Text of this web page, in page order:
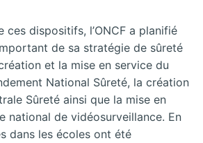
ces dispositifs, l’ONCF a planifié
de sa stratégie de sûreté
et la mise en service du
National Sûreté, la création
Sûreté ainsi que la mise en
national de vidéosurveillance. En
dans les écoles ont été